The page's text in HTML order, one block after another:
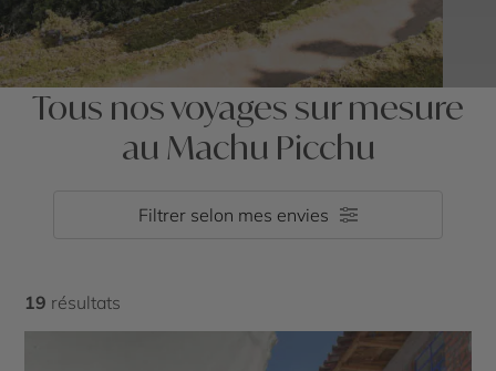
Tous nos voyages sur mesure
au Machu Picchu
Filtrer selon mes envies
19 résultats